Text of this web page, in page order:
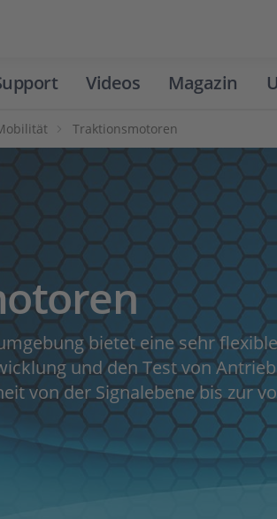
Videos Magazin
Traktionsmotoren
bietet eine sehr flexible
und den Test von
von der Signalebene bis zur